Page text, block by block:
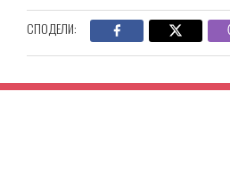
СПОДЕЛИ: